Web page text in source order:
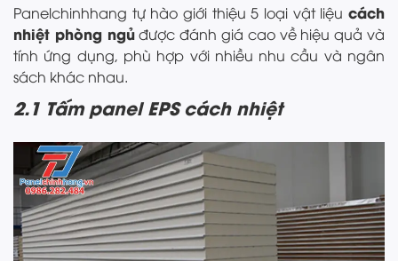
Panelchinhhang tự hào giới thiệu 5 loại vật liệu cách
nhiệt phòng ngủđược đánh giá cao về hiệu quả và
tính ứng dụng, phù hợp với nhiều nhu cầu và ngân
sách khác nhau.
2.1 Tấm panel EPS cách nhiệt